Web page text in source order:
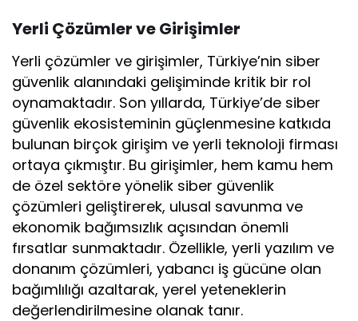
Yerli Çözümler ve Girişimler
Yerli çözümler ve girişimler, Türkiye’nin siber
güvenlik alanındaki gelişiminde kritik bir rol
oynamaktadır. Son yıllarda, Türkiye’de siber
güvenlik ekosisteminin güçlenmesine katkıda
bulunan birçok girişim ve yerli teknoloji firması
ortaya çıkmıştır. Bu girişimler, hem kamu hem
de özel sektöre yönelik siber güvenlik
çözümleri geliştirerek, ulusal savunma ve
ekonomik bağımsızlık açısından önemli
fırsatlar sunmaktadır. Özellikle, yerli yazılım ve
donanım çözümleri, yabancı iş gücüne olan
bağımlılığı azaltarak, yerel yeteneklerin
değerlendirilmesine olanak tanır.